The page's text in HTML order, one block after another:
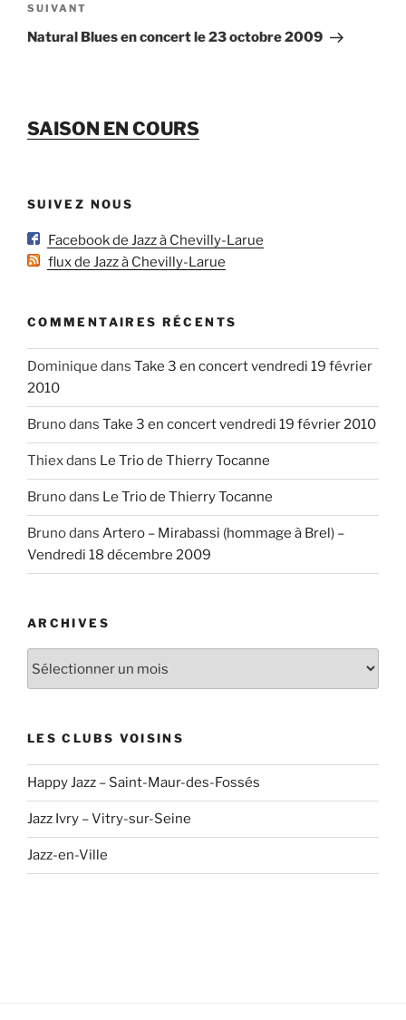
Article
suivant
SUIVANT
Natural Blues en concert le 23 octobre 2009
SAISON EN COURS
SUIVEZ NOUS
Facebook de Jazz à Chevilly-Larue
flux de Jazz à Chevilly-Larue
COMMENTAIRES RÉCENTS
Dominique dans Take 3 en concert vendredi 19 février
2010
Brunodans Take 3 en concert vendredi 19 février 2010
Thiexdans Le Trio de Thierry Tocanne
Brunodans Le Trio de Thierry Tocanne
Brunodans Artero – Mirabassi (hommage à Brel) –
Vendredi 18 décembre 2009
ARCHIVES
LES CLUBS VOISINS
Happy Jazz – Saint-Maur-des-Fossés
Jazz Ivry – Vitry-sur-Seine
Jazz-en-Ville